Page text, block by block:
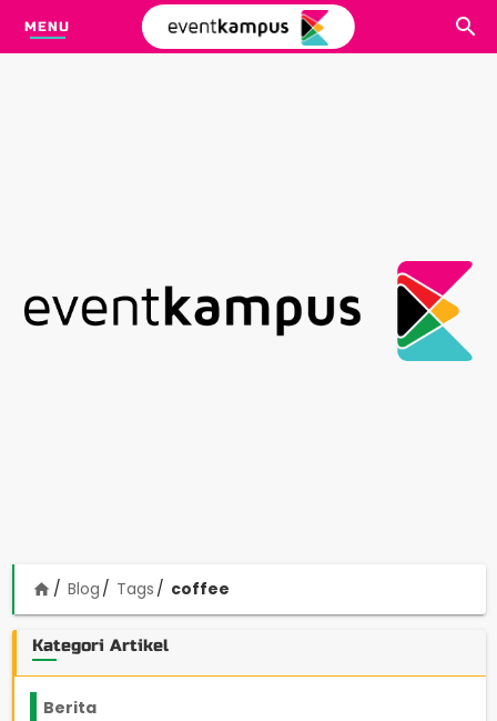
MENU
home Blog Tags coffee
Kategori Artikel
Berita